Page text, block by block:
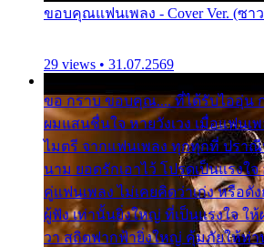
ขอบคุณแฟนเพลง - Cover Ver. (ซา
29 views • 31.07.2569
ขอ กราบ ขอบคุณ.... ที่ได้รับไออุ่น
ผมแสนชื่นใจ หายวังเวง เมื่อแฟนเ
ไมตรี จากแฟนเพลง ทุกทุกที่ ปรา
นาม ยอดรักเอาไว้ โปรดเป็นแรงใ
คู่แฟนเพลง ไม่เคยคิดว่าเก่ง หรือดั
ผู้ฟัง เท่านั้นยิ่งใหญ่ ที่เป็นแรงใจ ใ
วา สถิตฟากฟ้ายิ่งใหญ่ คุ้มภัยให้ท่า